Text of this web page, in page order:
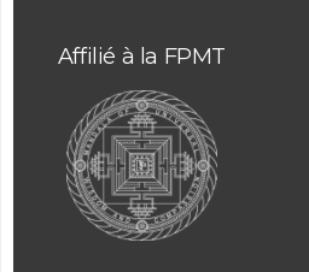
Affilié à la FPMT